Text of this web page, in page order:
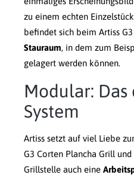
zu einem echten
befindet sich beim Artiss
Stauraum, in dem zum
gelagert werden können.
Modular: Das
System
Artiss setzt auf viel Liebe
G3 Corten Plancha Grill
Grillstelle auch eine